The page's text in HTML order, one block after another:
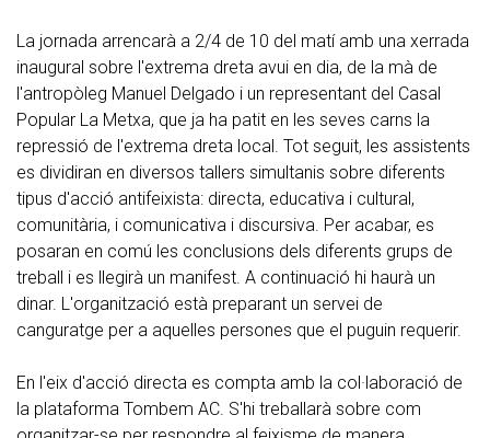
La jornada arrencarà a 2/4 de 10 del matí amb una xerrada
inaugural sobre l'extrema dreta avui en dia, de la mà de
l'antropòleg Manuel Delgado i un representant del Casal
Popular La Metxa, que ja ha patit en les seves carns la
repressió de l'extrema dreta local. Tot seguit, les assistents
es dividiran en diversos tallers simultanis sobre diferents
tipus d'acció antifeixista: directa, educativa i cultural,
comunitària, i comunicativa i discursiva. Per acabar, es
posaran en comú les conclusions dels diferents grups de
treball i es llegirà un manifest. A continuació hi haurà un
dinar. L'organització està preparant un servei de
canguratge per a aquelles persones que el puguin requerir.
En l'eix d'acció directa es compta amb la col·laboració de
la plataforma Tombem AC. S'hi treballarà sobre com